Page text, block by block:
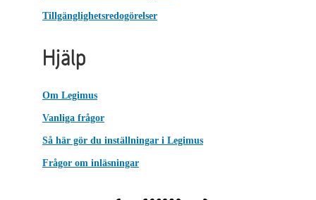
Tillgänglighetsredogörelser
Hjälp
Om Legimus
Vanliga frågor
Så här gör du inställningar i Legimus
Frågor om inläsningar